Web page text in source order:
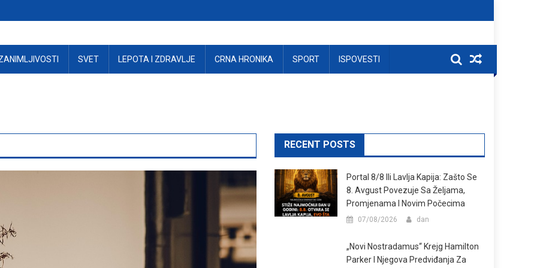
SVET LEPOTA I ZDRAVLJE CRNA HRONIKA SPORT ISPOVESTI
RECENT POSTS
Portal 8/8 Ili Lavlja Kapija: Zašto Se
8. Avgust Povezuje Sa Željama,
Promjenama I Novim Počecima
07/08/2026 dan
„Novi Nostradamus“ Krejg Hamilton
Parker I Njegova Predviđanja Za